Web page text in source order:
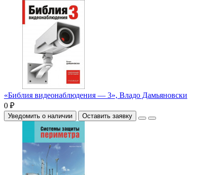
«Библия видеонаблюдения — 3», Владо Дамьяновски
0 ₽
Уведомить о наличии Оставить заявку